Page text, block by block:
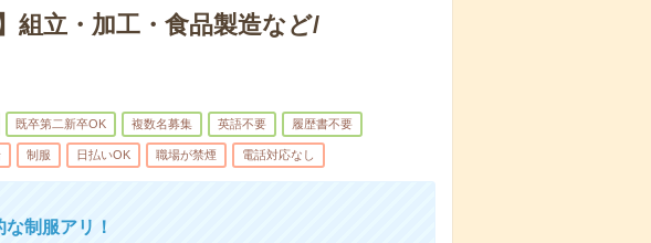
組立・加工・食品製造など/
既卒第二新卒OK 複数名募集 英語不要 履歴書不要
制服 日払いOK 職場が禁煙 電話対応なし
制服アリ！